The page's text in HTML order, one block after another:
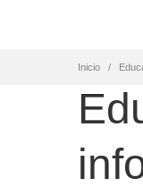
Inicio